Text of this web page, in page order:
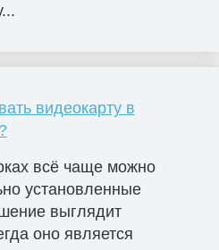
видеокарту в
всё чаще можно
установленные
выглядит
оно является